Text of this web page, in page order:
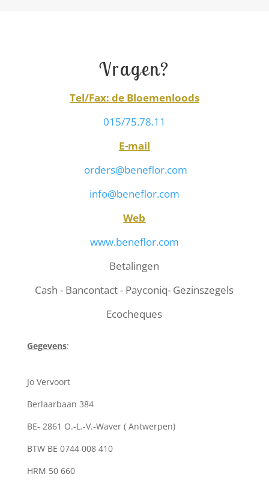
Vragen?
Tel/Fax: de Bloemenloods
015/75.78.11
E-mail
orders@beneflor.com
info@beneflor.com
Web
www.beneflor.com
Betalingen
Cash - Bancontact - Payconiq- Gezinszegels
Ecocheques
Gegevens:
Jo Vervoort
Berlaarbaan 384
BE- 2861 O.-L.-V.-Waver ( Antwerpen)
BTW BE 0744 008 410
HRM 50 660